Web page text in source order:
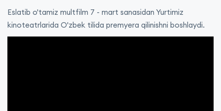
Eslatib o'tamiz multfilm 7 - mart sanasidan Yurtimiz
kinoteatrlarida O'zbek tilida premyera qilinishni boshlaydi.